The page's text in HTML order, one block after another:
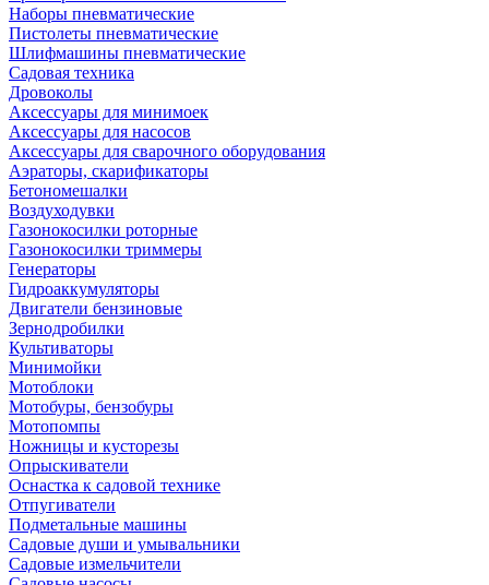
Наборы пневматические
Пистолеты пневматические
Шлифмашины пневматические
Садовая техника
Дровоколы
Аксессуары для минимоек
Аксессуары для насосов
Аксессуары для сварочного оборудования
Аэраторы, скарификаторы
Бетономешалки
Воздуходувки
Газонокосилки роторные
Газонокосилки триммеры
Генераторы
Гидроаккумуляторы
Двигатели бензиновые
Зернодробилки
Культиваторы
Минимойки
Мотоблоки
Мотобуры, бензобуры
Мотопомпы
Ножницы и кусторезы
Опрыскиватели
Оснастка к садовой технике
Отпугиватели
Подметальные машины
Садовые души и умывальники
Садовые измельчители